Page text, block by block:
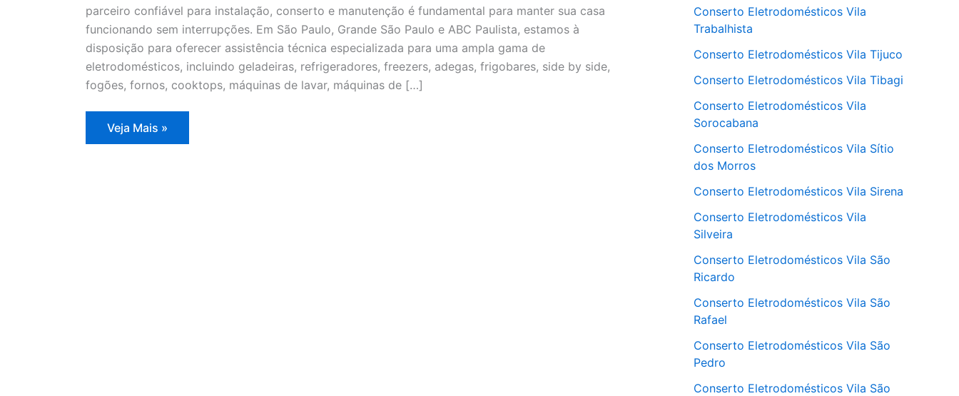
parceiro confiável para instalação, conserto e manutenção é fundamental para manter sua casa
funcionando sem interrupções. Em São Paulo, Grande São Paulo e ABC Paulista, estamos à
disposição para oferecer assistência técnica especializada para uma ampla gama de
eletrodomésticos, incluindo geladeiras, refrigeradores, freezers, adegas, frigobares, side by side,
fogões, fornos, cooktops, máquinas de lavar, máquinas de […]
Assistência
Técnica
Veja Mais »
Conserto Eletrodomésticos Vila
Trabalhista
Conserto Eletrodomésticos Vila Tijuco
Conserto Eletrodomésticos Vila Tibagi
Conserto Eletrodomésticos Vila
Sorocabana
Conserto Eletrodomésticos Vila Sítio
dos Morros
Conserto Eletrodomésticos Vila Sirena
Conserto Eletrodomésticos Vila
Silveira
Conserto Eletrodomésticos Vila São
Ricardo
Conserto Eletrodomésticos Vila São
Rafael
Conserto Eletrodomésticos Vila São
Pedro
Conserto Eletrodomésticos Vila São